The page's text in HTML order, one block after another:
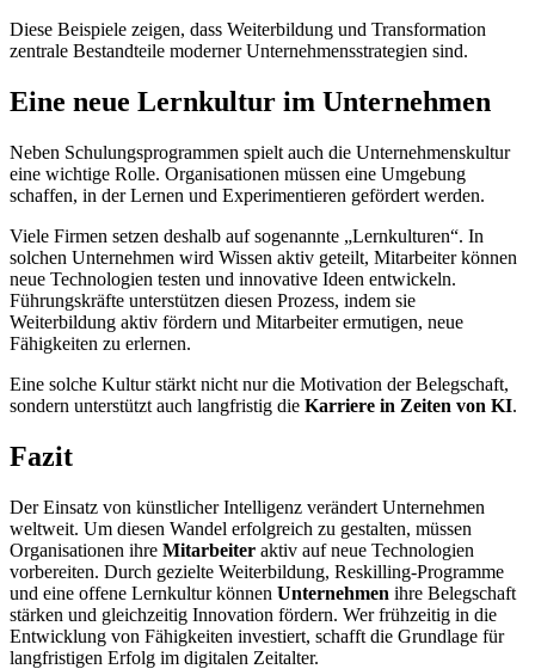
Diese Beispiele zeigen, dass Weiterbildung und Transformation
zentrale Bestandteile moderner Unternehmensstrategien sind.
Eine neue Lernkultur im Unternehmen
Neben Schulungsprogrammen spielt auch die Unternehmenskultur
eine wichtige Rolle. Organisationen müssen eine Umgebung
schaffen, in der Lernen und Experimentieren gefördert werden.
Viele Firmen setzen deshalb auf sogenannte „Lernkulturen“. In
solchen Unternehmen wird Wissen aktiv geteilt, Mitarbeiter können
neue Technologien testen und innovative Ideen entwickeln.
Führungskräfte unterstützen diesen Prozess, indem sie
Weiterbildung aktiv fördern und Mitarbeiter ermutigen, neue
Fähigkeiten zu erlernen.
Eine solche Kultur stärkt nicht nur die Motivation der Belegschaft,
sondern unterstützt auch langfristig die Karriere in Zeiten von KI.
Fazit
Der Einsatz von künstlicher Intelligenz verändert Unternehmen
weltweit. Um diesen Wandel erfolgreich zu gestalten, müssen
Organisationen ihre Mitarbeiter aktiv auf neue Technologien
vorbereiten. Durch gezielte Weiterbildung, Reskilling-Programme
und eine offene Lernkultur können Unternehmen ihre Belegschaft
stärken und gleichzeitig Innovation fördern. Wer frühzeitig in die
Entwicklung von Fähigkeiten investiert, schafft die Grundlage für
langfristigen Erfolg im digitalen Zeitalter.